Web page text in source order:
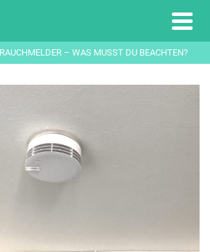
RAUCHMELDER – WAS MUSST DU BEACHTEN?